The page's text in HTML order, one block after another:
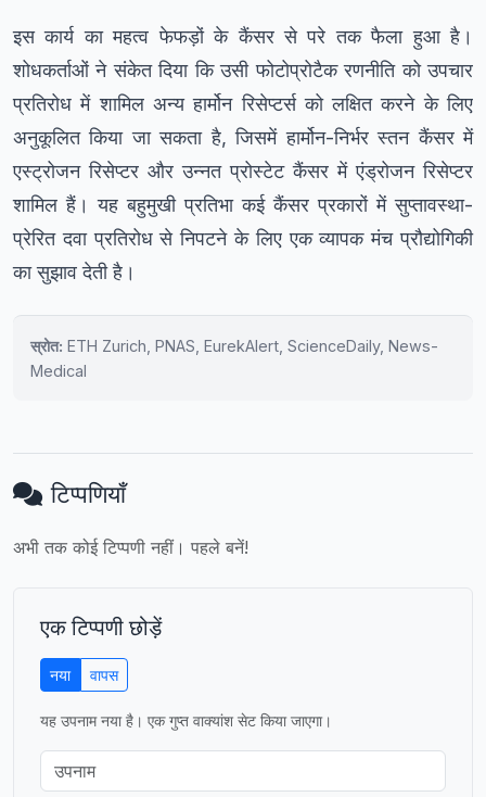
इस कार्य का महत्व फेफड़ों के कैंसर से परे तक फैला हुआ है।
शोधकर्ताओं ने संकेत दिया कि उसी फोटोप्रोटैक रणनीति को उपचार
प्रतिरोध में शामिल अन्य हार्मोन रिसेप्टर्स को लक्षित करने के लिए
अनुकूलित किया जा सकता है, जिसमें हार्मोन-निर्भर स्तन कैंसर में
एस्ट्रोजन रिसेप्टर और उन्नत प्रोस्टेट कैंसर में एंड्रोजन रिसेप्टर
शामिल हैं। यह बहुमुखी प्रतिभा कई कैंसर प्रकारों में सुप्तावस्था-
प्रेरित दवा प्रतिरोध से निपटने के लिए एक व्यापक मंच प्रौद्योगिकी
का सुझाव देती है।
स्रोत: ETH Zurich, PNAS, EurekAlert, ScienceDaily, News-
Medical
टिप्पणियाँ
अभी तक कोई टिप्पणी नहीं। पहले बनें!
एक टिप्पणी छोड़ें
नया वापस
यह उपनाम नया है। एक गुप्त वाक्यांश सेट किया जाएगा।